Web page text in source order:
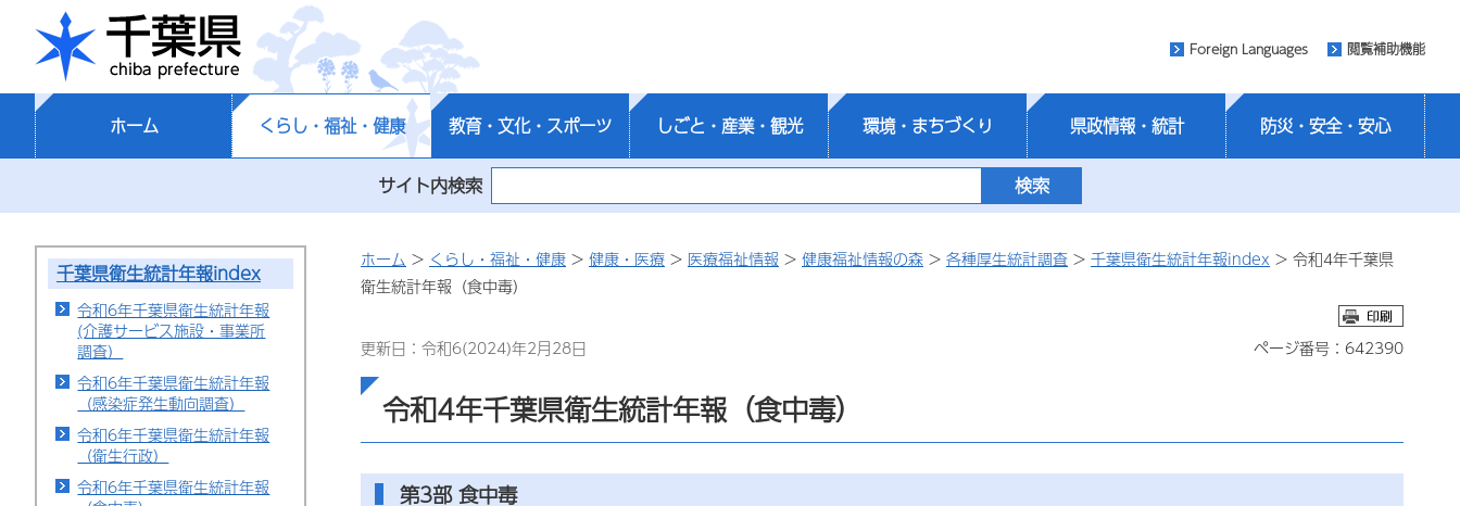
千葉県
Foreign Languages 閲覧補助機能
ホーム くらし・福祉・健康 教育・文化・スポーツ しごと・産業・観光 環境・まちづくり 県政情報・統計 防災・安全・安心
サイト内検索
千葉県衛生統計年報index
令和6年千葉県衛生統計年報
(介護サービス施設・事業所
調査）
令和6年千葉県衛生統計年報
（感染症発生動向調査）
令和6年千葉県衛生統計年報
（衛生行政）
令和6年千葉県衛生統計年報
ホーム > くらし・福祉・健康 > 健康・医療 > 医療福祉情報 > 健康福祉情報の森 > 各種厚生統計調査 > 千葉県衛生統計年報index > 令和4年千葉県
衛生統計年報（食中毒）
更新日：令和6(2024)年2月28日 ページ番号：642390
令和4年千葉県衛生統計年報（食中毒）
第3部 食中毒